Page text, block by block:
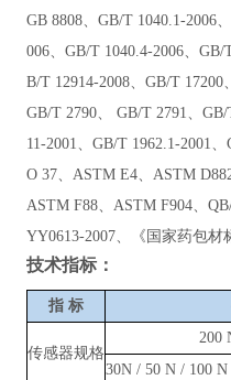
GB 8808、GB/T 1040.1-2006
006、GB/T 1040.4-2006、
B/T 12914-2008、GB/T 17200
GB/T 2790、 GB/T 2791、GB/
11-2001、 GB/T 1962.1-2001、
O 37、ASTM E4、ASTM
ASTM F88、ASTM F904、
YY0613-2007、
《 国家药包材
技术指标：
指 标
传感器规格
200
30N / 50 N / 100 N